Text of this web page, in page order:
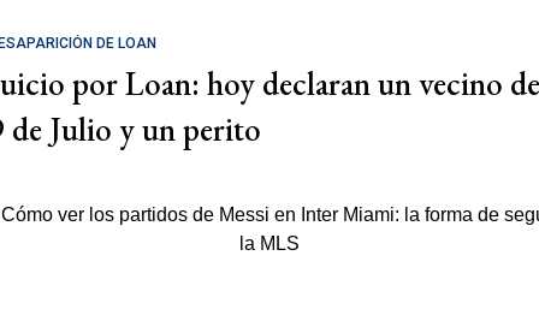
DE LOAN
por Loan: hoy declaran un vecino de
de Julio y un perito